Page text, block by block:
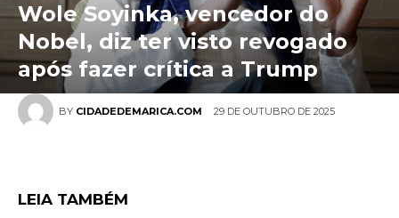
BY CIDADEDEMARICA.COM 29 DE OUTUBRO DE 2025
Wole Soyinka, vencedor do
Nobel, diz ter visto revogado
após fazer crítica a Trump
LEIA TAMBÉM